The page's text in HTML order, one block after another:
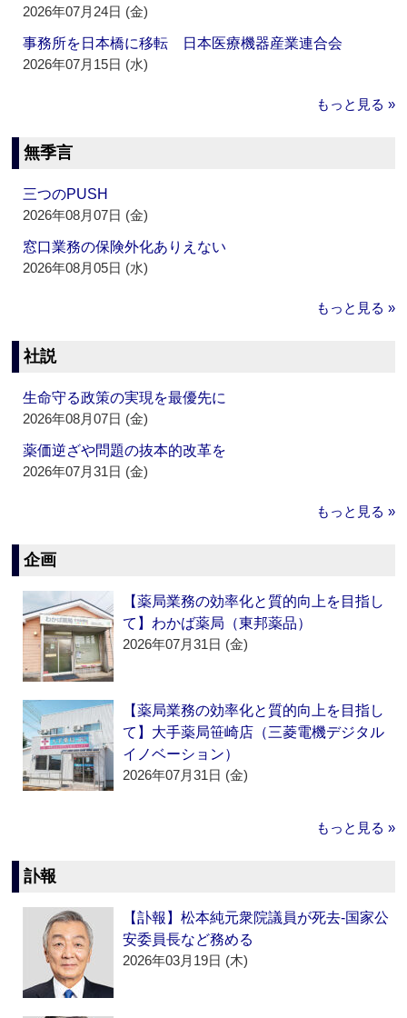
2026年07月24日 (金)
事務所を日本橋に移転 日本医療機器産業連合会
2026年07月15日 (水)
もっと見る »
無季言
三つのPUSH
2026年08月07日 (金)
窓口業務の保険外化ありえない
2026年08月05日 (水)
もっと見る »
社説
生命守る政策の実現を最優先に
2026年08月07日 (金)
薬価逆ざや問題の抜本的改革を
2026年07月31日 (金)
もっと見る »
企画
【薬局業務の効率化と質的向上を目指し
て】わかば薬局（東邦薬品）
2026年07月31日 (金)
【薬局業務の効率化と質的向上を目指し
て】大手薬局笹崎店（三菱電機デジタル
イノベーション）
2026年07月31日 (金)
もっと見る »
訃報
【訃報】松本純元衆院議員が死去‐国家公
安委員長など務める
2026年03月19日 (木)